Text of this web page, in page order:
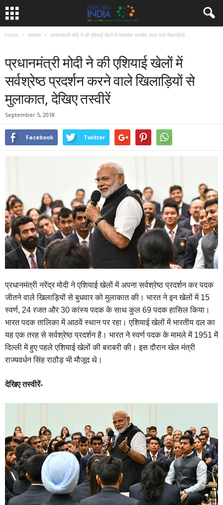
Home समाचार प्रधानमंत्री मोदी ने की एशियाई खेलों में सर्वश्रेष्ठ प्रदर्शन करने वाले खिलाड़ियों...
प्रधानमंत्री मोदी ने की एशियाई खेलों में
सर्वश्रेष्ठ प्रदर्शन करने वाले खिलाड़ियों से
मुलाकात, देखिए तस्वीरें
September 5, 2018
Facebook Twitter
प्रधानमंत्री नरेंद्र मोदी ने एशियाई खेलों में अपना सर्वश्रेष्ठ प्रदर्शन कर पदक
जीतने वाले खिलाड़ियों से बुधवार को मुलाकात की। भारत ने इन खेलों में 15
स्वर्ण, 24 रजत और 30 कांस्य पदक के साथ कुल 69 पदक हासिल किया।
भारत पदक तालिका में आठवें स्थान पर रहा। एशियाई खेलों में भारतीय दल का
यह एक तरह से सर्वश्रेष्ठ प्रदर्शन है। भारत ने स्वर्ण पदक के मामले में 1951 में
दिल्ली में हुए पहले एशियाई खेलों की बराबरी की। इस दौरान खेल मंत्री
राज्यवर्धन सिंह राठौड़ भी मौजूद थे।
देखिए तस्वीरें-